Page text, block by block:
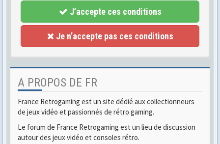
J’accepte ces conditions
Je n’accepte pas ces conditions
A PROPOS DE FR
France Retrogaming est un site dédié aux collectionneurs
de jeux vidéo et passionnés de rétro gaming.
Le forum de France Retrogaming est un lieu de discussion
autour des jeux vidéo et consoles rétro.